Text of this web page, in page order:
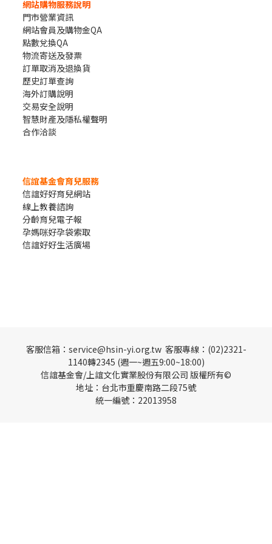
網站購物服務說明
門市營業資訊
網站會員及購物金QA
點數兌換QA
物流寄送及發票
訂單取消及退換貨
歷史訂單查詢
海外訂購說明
交易安全說明
智慧財產及隱私權聲明
合作洽談
信誼基金會育兒服務
信誼好好育兒網站
線上教養諮詢
分齡育兒電子報
孕媽咪好孕袋索取
信誼好好生活廣場
客服信箱：service@hsin-yi.org.tw 客服專線：(02)2321-
1140轉2345 (週一~週五9:00~18:00)
信誼基金會/上誼文化實業股份有限公司 版權所有©
地址：台北市重慶南路二段75號
統一編號：22013958